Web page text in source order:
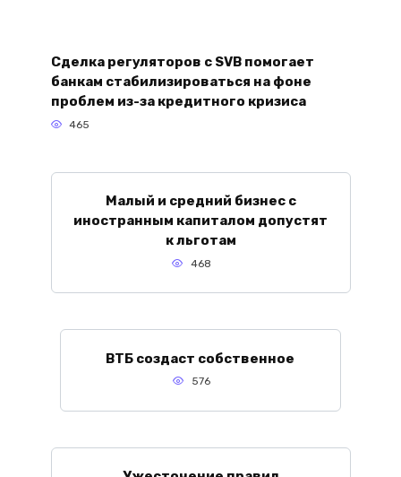
Сделка регуляторов с SVB помогает
банкам стабилизироваться на фоне
проблем из-за кредитного кризиса
465
Малый и средний бизнес с
иностранным капиталом допустят
к льготам
468
ВТБ создаст собственное
576